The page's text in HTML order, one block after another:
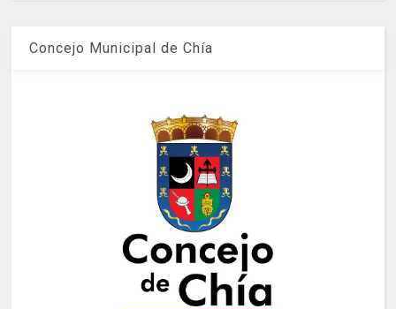
Concejo Municipal de Chía